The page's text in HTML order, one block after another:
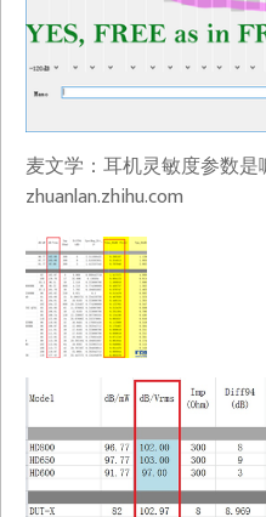
麦文学：耳机灵敏度参数
zhuanlan.zhihu.com